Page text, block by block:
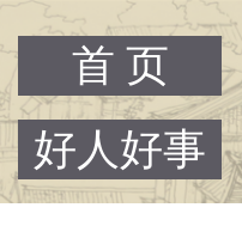
首 页
好人好事